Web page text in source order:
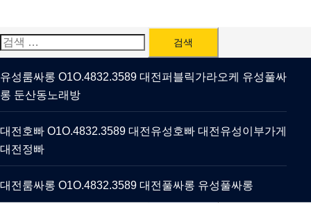
검
색:
유성룸싸롱 O1O.4832.3589 대전퍼블릭가라오케 유성풀싸
롱 둔산동노래방
대전호빠 O1O.4832.3589 대전유성호빠 대전유성이부가게
대전정빠
대전룸싸롱 O1O.4832.3589 대전풀싸롱 유성풀싸롱